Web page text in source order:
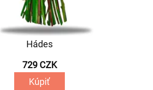
Hádes
729 CZK
Kúpiť